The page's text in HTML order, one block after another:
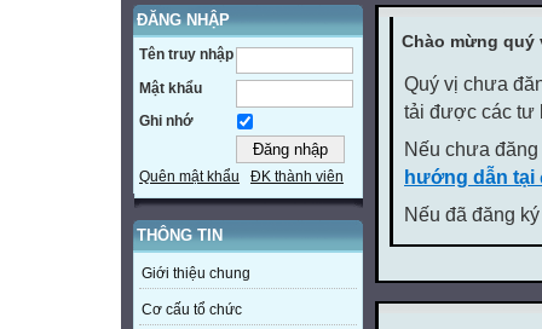
ĐĂNG NHẬP
Tên truy nhập
Mật khẩu
Ghi nhớ
Quên mật khẩu ĐK thành viên
THÔNG TIN
Giới thiệu chung
Cơ cấu tổ chức
Chào mừng
Quý vị chưa
tải được các tư
Nếu chưa
hướng dẫn tại
Nếu đã đăng